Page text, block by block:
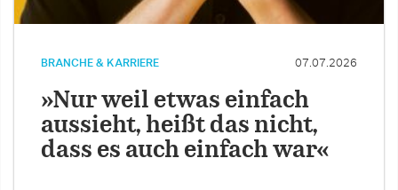
BRANCHE & KARRIERE 07.07.2026
»Nur weil etwas einfach
aussieht, heißt das nicht,
dass es auch einfach war«